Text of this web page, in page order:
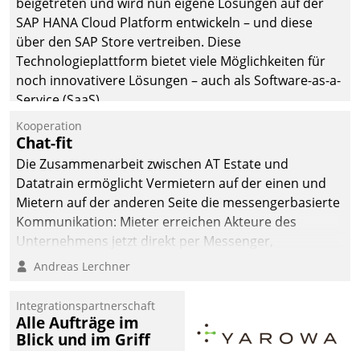
SAP HANA Cloud Platform entwickeln – und diese
über den SAP Store vertreiben. Diese
Technologieplattform bietet viele Möglichkeiten für
noch innovativere Lösungen – auch als Software-as-a-
Service (SaaS).
Kooperation
Chat-fit
Die Zusammenarbeit zwischen AT Estate und
Datatrain ermöglicht Vermietern auf der einen und
Mietern auf der anderen Seite die messengerbasierte
Kommunikation: Mieter erreichen Akteure des
Unternehmens jetzt direkt per Messenger,
Mitarbeiter oder Dienstleister empfangen oder
Andreas Lerchner
Integrationspartnerschaft
Alle Aufträge im
Blick und im Griff